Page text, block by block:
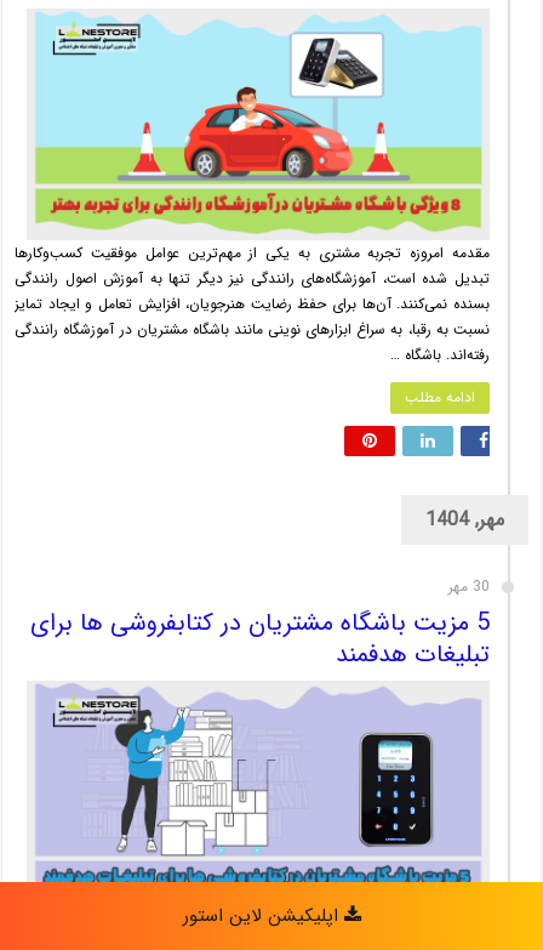
مقدمه امروزه تجربه مشتری به یکی از مهم‌ترین عوامل موفقیت کسب‌وکارها
تبدیل شده است، آموزشگاه‌های رانندگی نیز دیگر تنها به آموزش اصول رانندگی
بسنده نمی‌کنند. آن‌ها برای حفظ رضایت هنرجویان، افزایش تعامل و ایجاد تمایز
نسبت به رقبا، به سراغ ابزارهای نوینی مانند باشگاه مشتریان در آموزشگاه‌ رانندگی
رفته‌اند. باشگاه …
ادامه مطلب
مهر, 1404
30 مهر
5 مزیت باشگاه مشتریان در کتابفروشی ها برای
تبلیغات هدفمند
مقدمه رقابت میان کسب‌وکارها روزبه‌روز افزایش می‌یابد و تبلیغات هدفمند به
اپلیکیشن لاین استور